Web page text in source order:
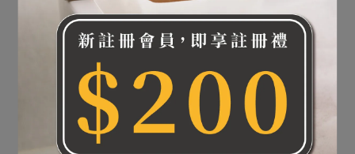
ziaja 齊葉雅 天然橄欖韌甲
護手霜80ml
NT$280
加入購物車
噴霧 100ml
NT$390